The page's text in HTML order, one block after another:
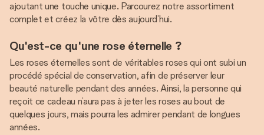
ajoutant une touche unique. Parcourez notre assortiment
complet et créez la vôtre dès aujourd’hui.
Qu'est-ce qu'une rose éternelle ?
Les roses éternelles sont de véritables roses qui ont subi un
procédé spécial de conservation, afin de préserver leur
beauté naturelle pendant des années. Ainsi, la personne qui
reçoit ce cadeau n’aura pas à jeter les roses au bout de
quelques jours, mais pourra les admirer pendant de longues
années.